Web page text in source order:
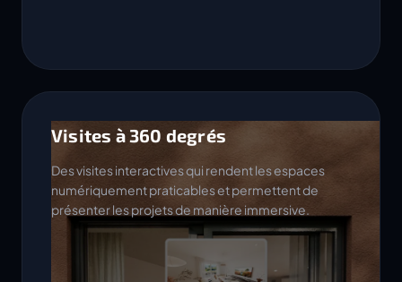
Visites à 360 degrés
Des visites interactives qui rendent les espaces
numériquement praticables et permettent de
présenter les projets de manière immersive.